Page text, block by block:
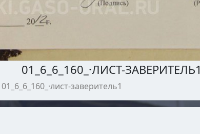
01_6_6_160_·ЛИСТ-ЗАВЕРИТЕЛЬ1
01_6_6_160_·лист-заверитель1